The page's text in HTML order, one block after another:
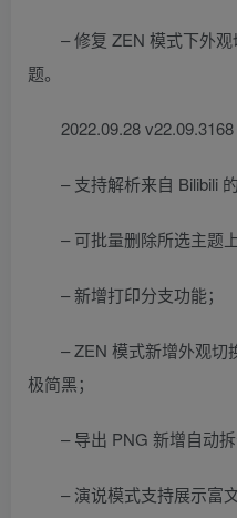
– 修复 ZEN 模式下外
题。
2022.09.28 v22.09.3168
– 支持解析来自 Bilibili
– 可批量删除所选主题
– 新增打印分支功能；
– ZEN 模式新增外观切
极简黑；
– 导出 PNG 新增自动拆
– 演说模式支持展示富